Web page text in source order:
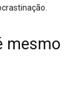
.
mesmo